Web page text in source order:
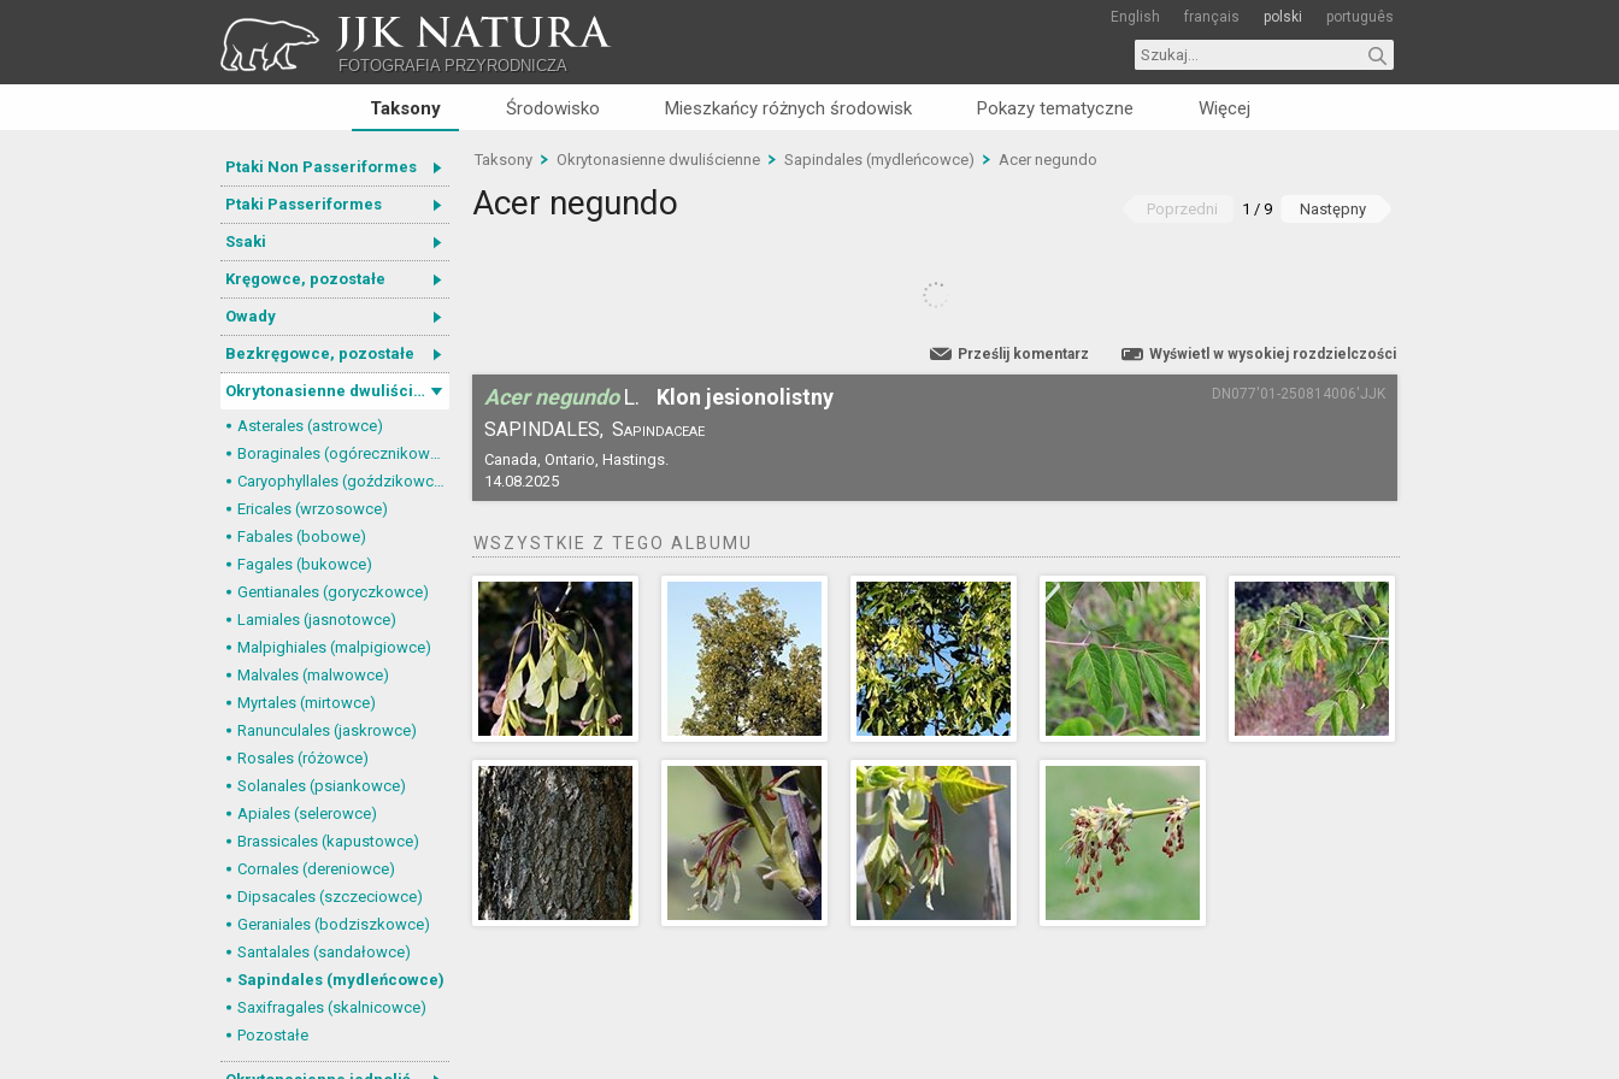
JJK NATURA
FOTOGRAFIA PRZYRODNICZA
English français polski português
Taksony Środowisko Mieszkańcy różnych środowisk Pokazy tematyczne Więcej
Ptaki Non Passeriformes
Ptaki Passeriformes
Ssaki
Kręgowce, pozostałe
Owady
Bezkręgowce, pozostałe
Okrytonasienne dwuliścienne
Asterales (astrowce)
Boraginales (ogórecznikowce)
Caryophyllales (goździkowce)
Ericales (wrzosowce)
Fabales (bobowe)
Fagales (bukowce)
Gentianales (goryczkowce)
Lamiales (jasnotowce)
Malpighiales (malpigiowce)
Malvales (malwowce)
Myrtales (mirtowce)
Ranunculales (jaskrowce)
Rosales (różowce)
Solanales (psiankowce)
Apiales (selerowce)
Brassicales (kapustowce)
Cornales (dereniowce)
Dipsacales (szczeciowce)
Geraniales (bodziszkowce)
Santalales (sandałowce)
Sapindales (mydleńcowce)
Saxifragales (skalnicowce)
Pozostałe
Taksony Okrytonasienne dwuliścienne Sapindales (mydleńcowce) Acer negundo
Acer negundo Poprzedni 1 / 9 Następny
Wyświetl w wysokiej rozdzielczości
Prześlij komentarz
Acer negundo L. Klon jesionolistny
SAPINDALES, Sapindaceae
Canada, Ontario, Hastings.
14.08.2025
DN077'01-250814006'JJK
WSZYSTKIE Z TEGO ALBUMU